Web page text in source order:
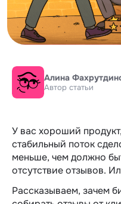
Алина
Автор статьи
У вас хороший
стабильный поток
меньше, чем должно
отсутствие отзывов.
Рассказываем, зачем